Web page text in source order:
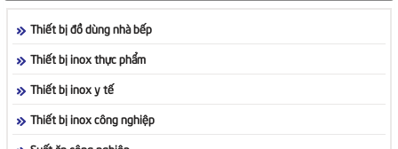
Thiết bị đồ dùng nhà bếp
Thiết bị inox thực phẩm
Thiết bị inox y tế
Thiết bị inox công nghiệp